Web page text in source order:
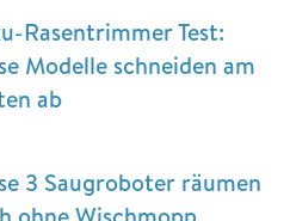
Rasentrimmer Test:
Modelle schneiden am
ab
3 Saugroboter räumen